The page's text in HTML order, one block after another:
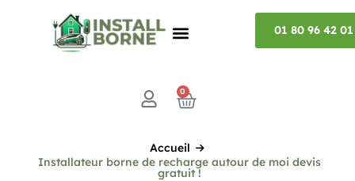
01 80 96 42 01
0
Accueil
Installateur borne de recharge autour de moi devis
gratuit !